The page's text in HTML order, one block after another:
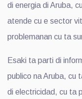
di energia di Aruba,
atende cu e sector
problemanan cu ta
Esaki ta parti di
publico na Aruba, cu
di electricidad, cu ta